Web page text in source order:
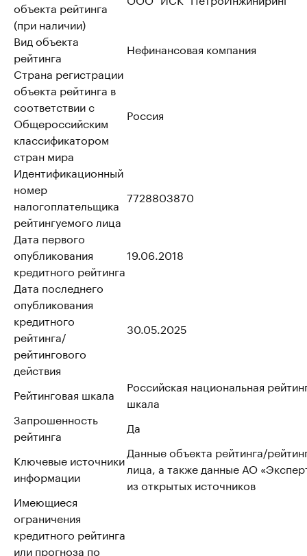
объекта рейтинга
(при наличии)
Вид объекта
рейтинга
Нефинансовая компания
Страна регистрации
объекта рейтинга в
соответствии с
Общероссийским
классификатором
стран мира
Россия
Идентификационный
номер
налогоплательщика
рейтингуемого лица
7728803870
Дата первого
опубликования
кредитного рейтинга
19.06.2018
Дата последнего
опубликования
кредитного
рейтинга/
рейтингового
действия
30.05.2025
Рейтинговая шкала
Российская национальная
шкала
Запрошенность
рейтинга
Да
Ключевые источники
информации
Данные объекта рейтинга/
лица, а также данные АО
из открытых источников
Имеющиеся
ограничения
кредитного рейтинга
или прогноза по